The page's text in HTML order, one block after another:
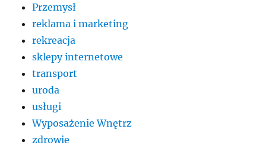
Przemysł
reklama i marketing
rekreacja
sklepy internetowe
transport
uroda
usługi
Wyposażenie Wnętrz
zdrowie